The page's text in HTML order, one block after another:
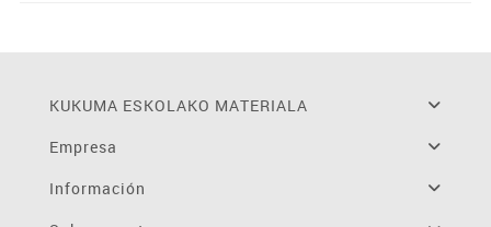
KUKUMA ESKOLAKO MATERIALA
Empresa
Información